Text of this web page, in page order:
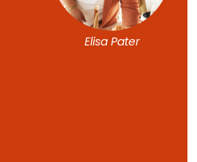
Elisa Pater